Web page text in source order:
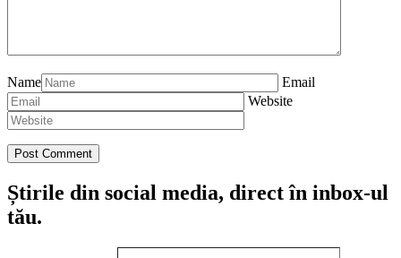
Name
Email
Website
Știrile din social media, direct în inbox-ul
tău.